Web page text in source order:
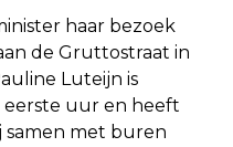
haar bezoek
de Gruttostraat in
Luteijn is
uur en heeft
samen met buren